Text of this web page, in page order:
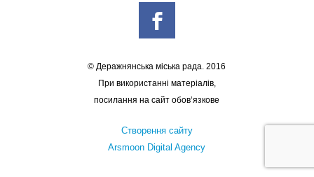
© Деражнянська міська рада. 2016
При використанні матеріалів,
посилання на сайт обов’язкове
Створення сайту
Arsmoon Digital Agency